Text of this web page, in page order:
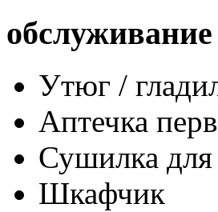
Утюг /
Аптечка
Сушилка для
Шкафчик